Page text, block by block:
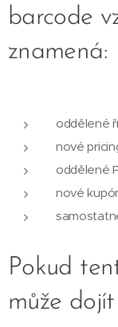
barcode
znamená:
oddělené
nové
oddělené
nové
Pokud
může dojít